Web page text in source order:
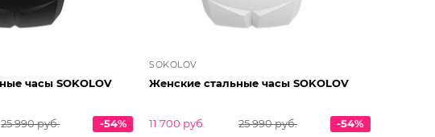
Женские стальные часы SOKOLOV
25 990 руб.
-54%
SOKOLOV
Женские стальные часы SOKOLOV
11 700 руб. 25 990 руб.
-54%